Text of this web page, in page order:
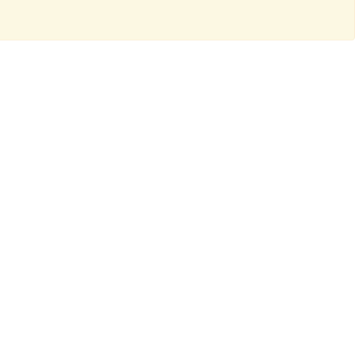
印。300枚限定で通し番号入り。